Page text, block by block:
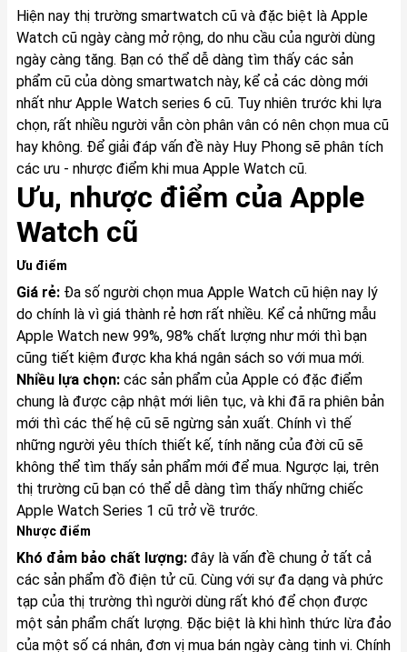
Hiện nay thị trường smartwatch cũ và đặc biệt là Apple
Watch cũ ngày càng mở rộng, do nhu cầu của người dùng
ngày càng tăng. Bạn có thể dễ dàng tìm thấy các sản
phẩm cũ của dòng smartwatch này, kể cả các dòng mới
nhất như Apple Watch series 6 cũ. Tuy nhiên trước khi lựa
chọn, rất nhiều người vẫn còn phân vân có nên chọn mua cũ
hay không. Để giải đáp vấn đề này Huy Phong sẽ phân tích
các ưu - nhược điểm khi mua Apple Watch cũ.
Ưu, nhược điểm của Apple
Watch cũ
Ưu điểm
Giá rẻ:Đa số người chọn mua Apple Watch cũ hiện nay lý
do chính là vì giá thành rẻ hơn rất nhiều. Kể cả những mẫu
Apple Watch new 99%, 98% chất lượng như mới thì bạn
cũng tiết kiệm được kha khá ngân sách so với mua mới.
Nhiều lựa chọn:các sản phẩm của Apple có đặc điểm
chung là được cập nhật mới liên tục, và khi đã ra phiên bản
mới thì các thế hệ cũ sẽ ngừng sản xuất. Chính vì thế
những người yêu thích thiết kế, tính năng của đời cũ sẽ
không thể tìm thấy sản phẩm mới để mua. Ngược lại, trên
thị trường cũ bạn có thể dễ dàng tìm thấy những chiếc
Apple Watch Series 1 cũ trở về trước.
Nhược điểm
Khó đảm bảo chất lượng:đây là vấn đề chung ở tất cả
các sản phẩm đồ điện tử cũ. Cùng với sự đa dạng và phức
tạp của thị trường thì người dùng rất khó để chọn được
một sản phẩm chất lượng. Đặc biệt là khi hình thức lừa đảo
của một số cá nhân, đơn vị mua bán ngày càng tinh vi. Chính